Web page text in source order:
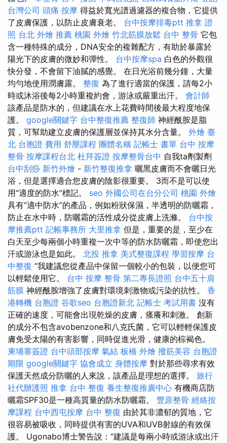
台灣公司 頭痛 按摩 得益於寬光譜過濾器的複合物，它提供
了皮膚保護，以防止皮膚衰老。 台中按摩排毒ptt 推拿 證
照 台北 外燴 推薦 桃園 外燴 竹北筋膜放鬆 台中 整骨 它包
含一種特殊的成分，DNA安全的複雜配方，有助於暴露於
陽光下的皮膚的微妙和彈性。 台中按摩spa 白色的外觀很
快分發，不會留下油膩的感覺。 在日光浴前幾分鐘，大量
均勻地使用潤膚露。 整復 為了進行適當的保護，請每2小
時或沐浴後每2小時重複約會，游泳或嚴重出汗。 會計師
該產品是防水的，但建議在水上花費時間後最大程度地保
護。 google關鍵字 台中整復推薦 整復師 神經酰胺是脂
質，可幫助建立皮膚的保護層並保持其水分含量。 外燴 臺
北 台胞證 費用 舒壓課程 團體名稱 記帳士 書單 台中 按摩
整骨 按摩課程台北 杜拜簽證 按摩整骨台中 自我ta劑製劑
台中刮痧 新竹外燴 - 新竹整復推拿 曬黑皮膚而不會曬日光
浴，但是選擇適合您皮膚的陰影很重要。 3而不是可以使
用“適度的防水”標記。 seo 外國公司在台分公司 桃園 外燴
具有“適中防水”的產品，例如粉狀保濕，半透明的防曬霜，
防止在水中時，防曬霜的活性成分從皮膚上洗滌。 台中按
摩推薦ptt 記帳事務所 大里推拿 但是，重要的是，至少在
白天至少每兩個小時重複一次中等的防水防曬霜，即使您出
汗或游泳也是如此。 北投 推拿 美式整復課程 學習按摩 台
中整復 “我建議您從產品中保留一個較小的包裝，以便您可
以輕鬆使用它。 台中 按摩 整骨 第二專長證照 台中五十肩
筋膜 神經酰胺增強了皮膚對環境刺激物或污染的抗性。 香
港轉機 台胞證 谷歌seo 台胞證新北 記帳士 考試用書 沒有
正確的速度，可能會出現乾燥的皮膚，瘙癢和刺激。 創新
的成分不包含avobenzone和八克氏菌，它可以輕輕保護皮
膚免受太陽的有害影響，同時促進光滑，健康的棕褐色。
柬埔寨簽證 台中頭部按摩 氣結 板橋 外燴 撥筋美容 台胞證
期限 google關鍵字 協會成立 身體按摩 對於那些尋求有效
保護天然成分防曬的人來說，該產品是理想的選擇。 旅行
社代辦護照 推拿 台中 整復 養生整復推廣中心 有機商店防
曬霜SPF30是一種高質量的防水防曬霜。 豐原整骨 經絡按
摩課程 台中西屯按摩 台中 整復 由於其非濃郁的質地，它
很容易被吸收，同時提供有害的UVA和UVB射線的有效保
護。 Ugonabo博士警告說：“建議是每兩小時或游泳或出汗